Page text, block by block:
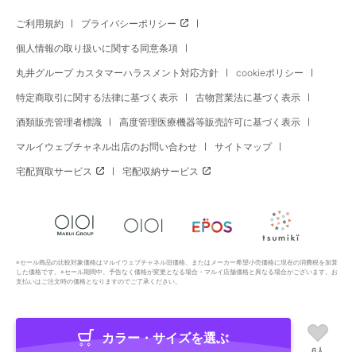
ご利用規約 プライバシーポリシー
個人情報の取り扱いに関する同意条項
丸井グループ カスタマーハラスメント対応方針 cookieポリシー
特定商取引に関する法律に基づく表示 古物営業法に基づく表示
酒類販売管理者標識 高度管理医療機器等販売許可に基づく表示
マルイウェブチャネル出店のお問い合わせ サイトマップ
宅配買取サービス 宅配収納サービス
※セール商品の比較対象価格はマルイウェブチャネル旧価格、またはメーカー希望小売価格に現在の消費税を加算
した価格です。※セール期間中、予告なく価格が変更となる場合・マルイ店舗価格と異なる場合がございます。お
支払いはご注文時の価格となりますのでご了承ください。
Copyright All Rights Reserved. MARUI Co., Ltd
カラー・サイズを選ぶ
6人